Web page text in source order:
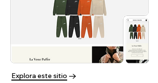
Explora este sitio